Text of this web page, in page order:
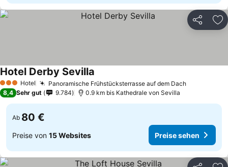
Teilen
3 SterneHotel Panoramische Frühstücksterrasse auf dem Dach
Hotel Derby Sevilla
8,4 Sehr gut 9.784 0.9 km bis Kathedrale von Sevilla
Ab 80 €
Preise von 15 Websites Preise sehen